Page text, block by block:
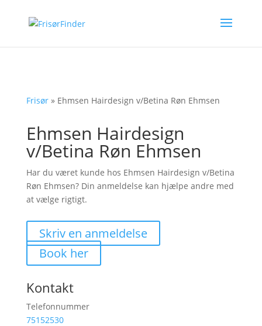
Frisør» Ehmsen Hairdesign v/Betina Røn Ehmsen
Ehmsen Hairdesign
v/Betina Røn Ehmsen
Har du været kunde hos Ehmsen Hairdesign v/Betina
Røn Ehmsen? Din anmeldelse kan hjælpe andre med
at vælge rigtigt.
Skriv en anmeldelse
Book her
Kontakt
Telefonnummer
75152530